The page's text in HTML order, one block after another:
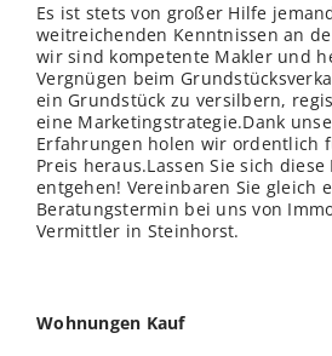
Es ist stets von großer Hilfe
weitreichenden Kenntnissen an
wir sind kompetente Makler und
Vergnügen beim
ein Grundstück zu versilbern,
eine Marketingstrategie.Dank
Erfahrungen holen wir ordentlich
Preis heraus.Lassen Sie sich
entgehen! Vereinbaren Sie gleich
Beratungstermin bei uns von
Vermittler in Steinhorst.
Wohnungen Kauf